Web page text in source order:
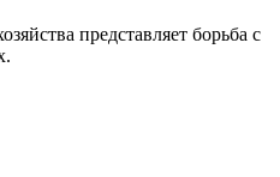
представляет борьба с